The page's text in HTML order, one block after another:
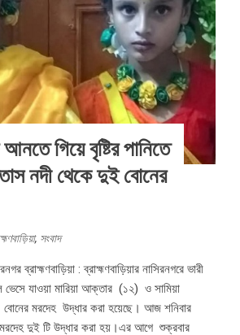
গিয়ে বৃষ্টির পানিতে
নদী থেকে দুই বোনের
, সংবাদ
ব্রাহ্মণবাড়িয়া : ব্রাহ্মণবাড়িয়ার নাসিরনগরে ভারী
ভেসে যাওয়া মারিয়া আক্তার (১২) ও সামিয়া
মরদেহ উদ্ধার করা হয়েছে। আজ শনিবার
দুই টি উদ্ধার করা হয়।এর আগে শুক্রবার